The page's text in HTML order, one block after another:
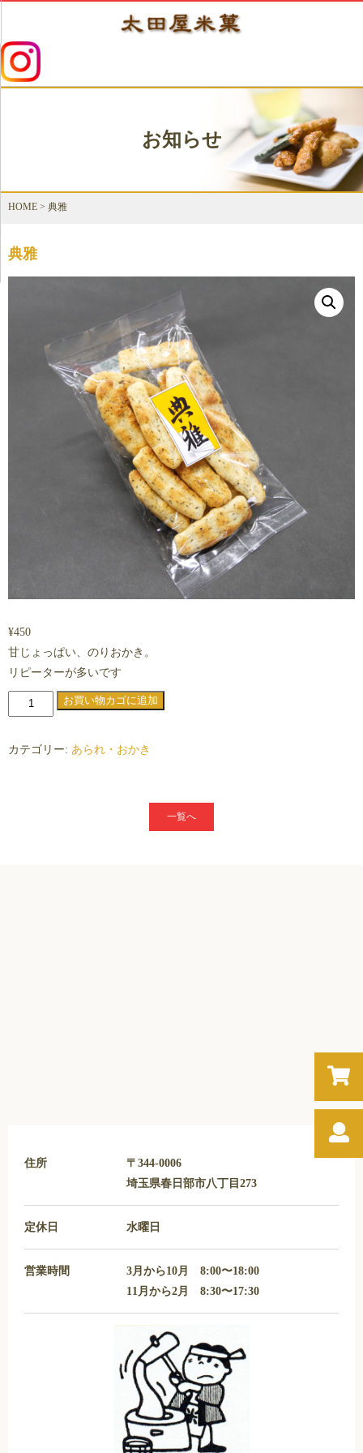
お知らせ
HOME > 典雅
典雅
¥450
甘じょっぱい、のりおかき。
リピーターが多いです
雅
お買い物カゴに追加
カテゴリー: あられ・おかき
一覧へ
住所
〒344-0006
埼玉県春日部市八丁目273
定休日 水曜日
営業時間
3月から10月 8:00〜18:00
11月から2月 8:30〜17:30